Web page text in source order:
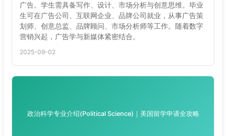
广告。学生需具备写作、设计、市场分析与创意思维。毕业
生可在广告公司、互联网企业、品牌公司就业，从事广告策
划师、创意总监、品牌顾问、市场分析师等工作。随着数字
营销兴起，广告学与新媒体紧密结合。
2025-09-02
政治科学专业介绍(Political Science)｜美国留学申请全攻略